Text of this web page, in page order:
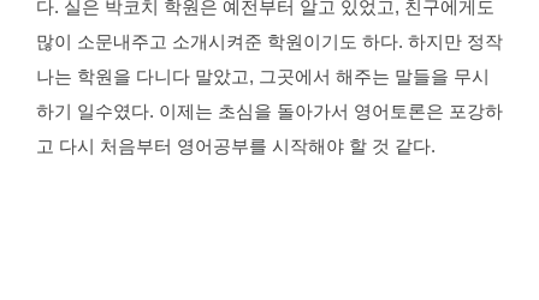
다. 실은 박코치 학원은 예전부터 알고 있었고, 친구에게도
많이 소문내주고 소개시켜준 학원이기도 하다. 하지만 정작
나는 학원을 다니다 말았고, 그곳에서 해주는 말들을 무시
하기 일수였다. 이제는 초심을 돌아가서 영어토론은 포강하
고 다시 처음부터 영어공부를 시작해야 할 것 같다.